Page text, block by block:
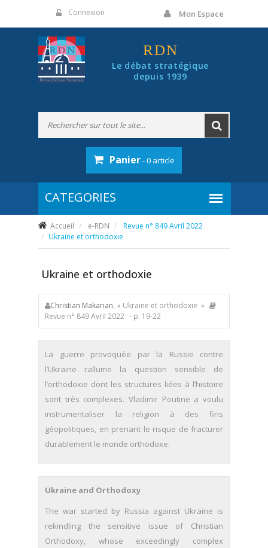
Connexion Mon Espace
RDN
Le débat stratégique
depuis 1939
Panier- 0 article
Accueil e-RDN
Revue n° 849 Avril 2022
Ukraine et orthodoxie
Ukraine et orthodoxie
Christian Makarian, « Ukraine et orthodoxie »
Revue n° 849 Avril 2022 - p. 19-22
La guerre provoquée par la Russie contre
l’Ukraine rallume la question sensible de
l’orthodoxie dont les structures liées à l’histoire
sont très complexes. Vladimir Poutine a voulu
instrumentaliser la religion à des fins
géopolitiques, en prenant le risque de fracturer
durablement le monde orthodoxe.
Ukraine and Orthodoxy
The war started by Russia against Ukraine is
rekindling the sensitive issue of Christian
Orthodoxy, whose exceedingly complex